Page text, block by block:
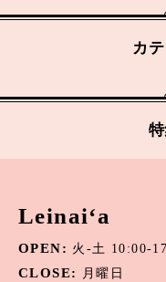
カ
リング
イヤーカフ
ブレスレット・バングル
アマゾナイト
アメジスト
Leinai‘a
OPEN: 火-土 10:00-
CLOSE:
月曜日